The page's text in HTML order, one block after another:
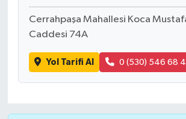
Cerrahpaşa Mahallesi Koca
Caddesi 74A
Yol Tarifi Al 0 (530) 546 68